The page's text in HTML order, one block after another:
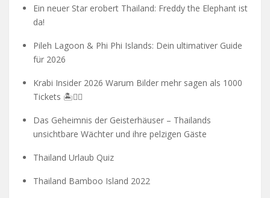
Ein neuer Star erobert Thailand: Freddy the Elephant ist
da!
Pileh Lagoon & Phi Phi Islands: Dein ultimativer Guide
für 2026
Krabi Insider 2026 Warum Bilder mehr sagen als 1000
Tickets 🏝️🧗‍♂️
Das Geheimnis der Geisterhäuser – Thailands
unsichtbare Wächter und ihre pelzigen Gäste
Thailand Urlaub Quiz
Thailand Bamboo Island 2022